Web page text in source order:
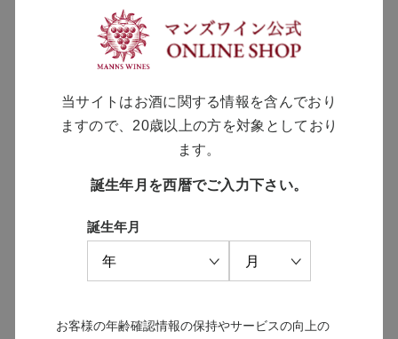
当サイトはお酒に関する情報を含んでおり
ますので、20歳以上の方を対象としており
ます。
誕生年月を西暦でご入力下さい。
誕生年月
お客様の年齢確認情報の保持やサービスの向上の